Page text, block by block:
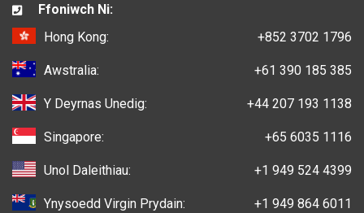
Ffoniwch Ni:
Hong Kong:
+852 3702 1796
Awstralia: +61 390 185 385
Y Deyrnas Unedig: +44 207 193 1138
Singapore: +65 6035 1116
Unol Daleithiau: +1 949 524 4399
Ynysoedd Virgin Prydain: +1 949 864 6011